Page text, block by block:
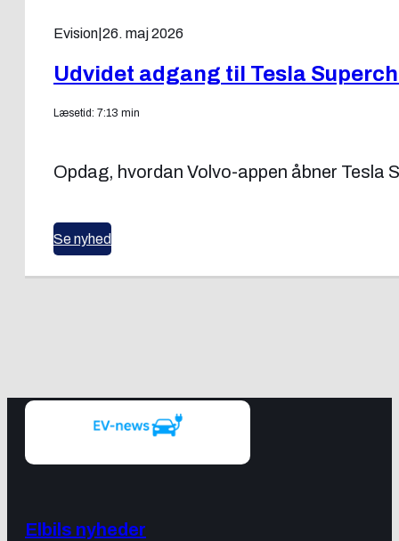
Evision 26. maj 2026
Udvidet adgang til Tesla
Læsetid: 7:13 min
Opdag, hvordan Volvo-appen åbner Tesla
Se nyhed
Elbils nyheder